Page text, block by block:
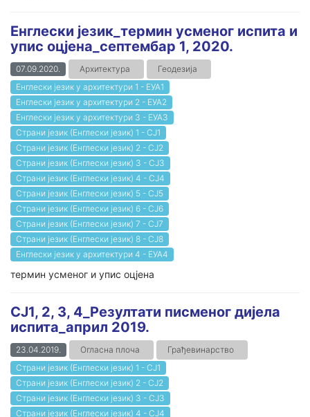
Енглески језик_термин усменог испита и
упис оцјена_септембар 1, 2020.
07.09.2020. Архитектура
Геодезија
Енглески језик у архитектури 1 - ЕУА1
Енглески језик у архитектури 2 - ЕУА2
Енглески језик у архитектури 3 - ЕУА3
Страни језик (Енглески језик) 1 - СЈ1
Страни језик (Енглески језик) 2 - СЈ2
Страни језик (Енглески језик) 3 - СЈ3
Страни језик (Енглески језик) 4 - СЈ4
Страни језик (Енглески језик) 5 - СЈ5
Страни језик (Енглески језик) 6 - СЈ6
Страни језик (Енглески језик) 7 - СЈ7
Страни језик (Енглески језик) 8 - СЈ8
Енглески језик у архитектури 4 - ЕУА4
термин усменог и упис оцјена
СЈ1, 2, 3, 4_Резултати писменог дијела
испита_април 2019.
23.04.2019. Огласна плоча
Грађевинарство
Страни језик (Енглески језик) 1 - СЈ1
Страни језик (Енглески језик) 2 - СЈ2
Страни језик (Енглески језик) 3 - СЈ3
Страни језик (Енглески језик) 4 - СЈ4